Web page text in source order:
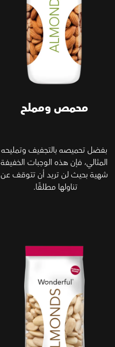
محمص ومملح
بفضل تحميصه بالتجفيف وتمليحه
المثالي، فإن هذه الوجبات الخفيفة
شهية بحيث لن تريد أن تتوقف عن
تناولها مطلقًا.